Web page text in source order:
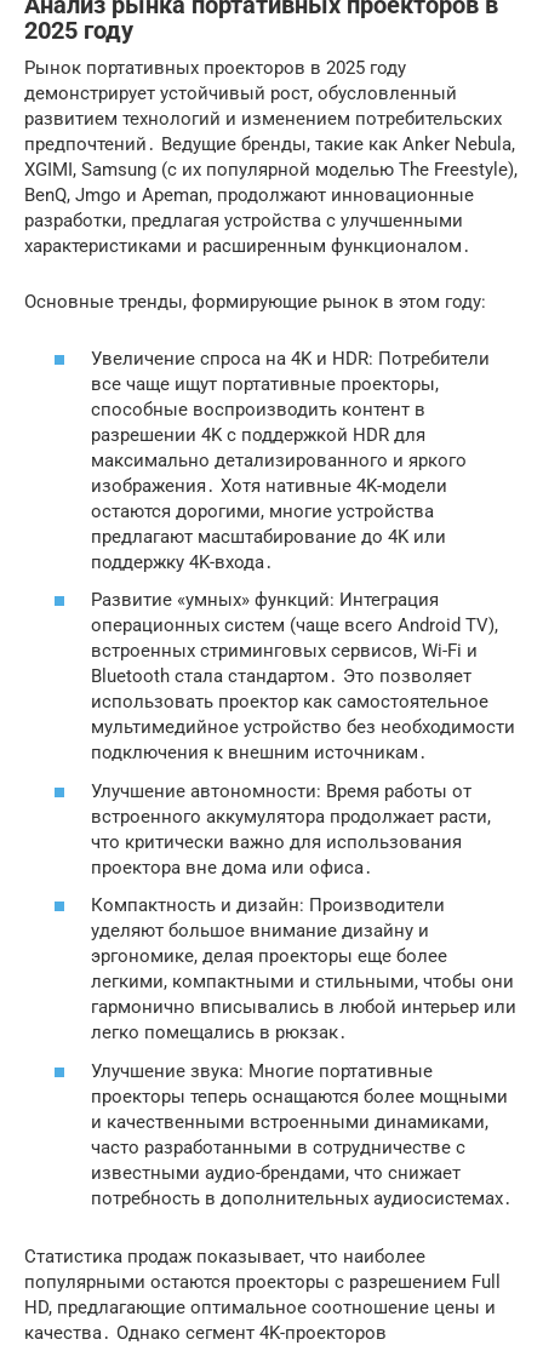
Анализ рынка портативных проекторов в
2025 году
Рынок портативных проекторов в 2025 году
демонстрирует устойчивый рост, обусловленный
развитием технологий и изменением потребительских
предпочтений․ Ведущие бренды, такие как Anker Nebula,
XGIMI, Samsung (с их популярной моделью The Freestyle),
BenQ, Jmgo и Apeman, продолжают инновационные
разработки, предлагая устройства с улучшенными
характеристиками и расширенным функционалом․
Основные тренды, формирующие рынок в этом году:
Увеличение спроса на 4K и HDR: Потребители
все чаще ищут портативные проекторы,
способные воспроизводить контент в
разрешении 4K с поддержкой HDR для
максимально детализированного и яркого
изображения․ Хотя нативные 4K-модели
остаются дорогими, многие устройства
предлагают масштабирование до 4K или
поддержку 4K-входа․
Развитие «умных» функций: Интеграция
операционных систем (чаще всего Android TV),
встроенных стриминговых сервисов, Wi-Fi и
Bluetooth стала стандартом․ Это позволяет
использовать проектор как самостоятельное
мультимедийное устройство без необходимости
подключения к внешним источникам․
Улучшение автономности: Время работы от
встроенного аккумулятора продолжает расти,
что критически важно для использования
проектора вне дома или офиса․
Компактность и дизайн: Производители
уделяют большое внимание дизайну и
эргономике, делая проекторы еще более
легкими, компактными и стильными, чтобы они
гармонично вписывались в любой интерьер или
легко помещались в рюкзак․
Улучшение звука: Многие портативные
проекторы теперь оснащаются более мощными
и качественными встроенными динамиками,
часто разработанными в сотрудничестве с
известными аудио-брендами, что снижает
потребность в дополнительных аудиосистемах․
Статистика продаж показывает, что наиболее
популярными остаются проекторы с разрешением Full
HD, предлагающие оптимальное соотношение цены и
качества․ Однако сегмент 4K-проекторов